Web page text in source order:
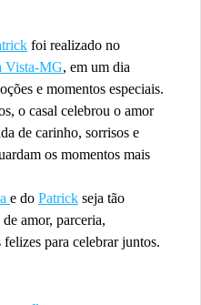
foi realizado no
Vista-MG, em um dia
e momentos especiais.
o casal celebrou o amor
de carinho, sorrisos e
os momentos mais
e do Patrick seja tão
amor, parceria,
para celebrar juntos.